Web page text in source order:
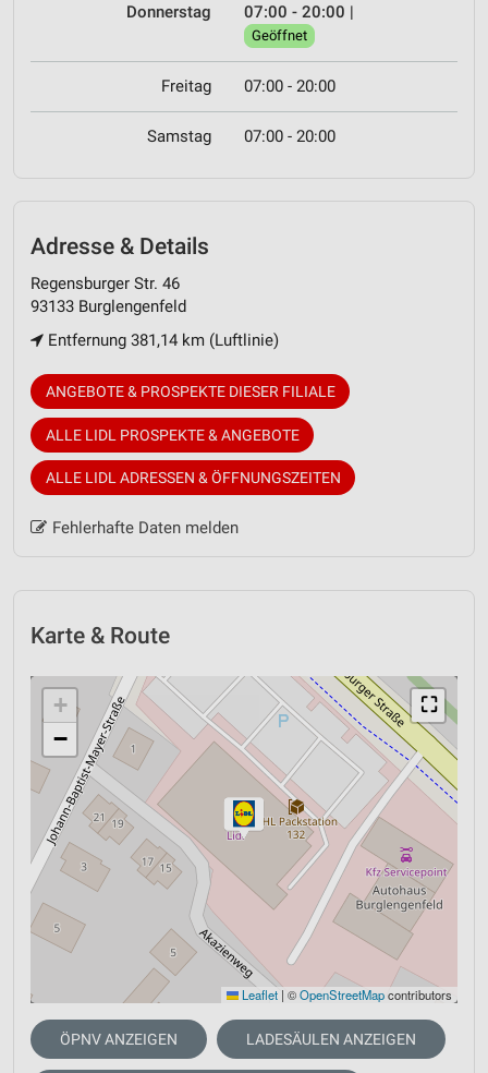
Donnerstag 07:00 - 20:00 |
Geöffnet
Freitag 07:00 - 20:00
Samstag 07:00 - 20:00
Adresse & Details
Regensburger Str. 46
93133 Burglengenfeld
Entfernung 381,14 km (Luftlinie)
ANGEBOTE & PROSPEKTE DIESER FILIALE
ALLE LIDL PROSPEKTE & ANGEBOTE
ALLE LIDL ADRESSEN & ÖFFNUNGSZEITEN
Fehlerhafte Daten melden
Karte & Route
⛶
+
−
Leaflet | ©OpenStreetMapcontributors
ÖPNV ANZEIGEN LADESÄULEN ANZEIGEN